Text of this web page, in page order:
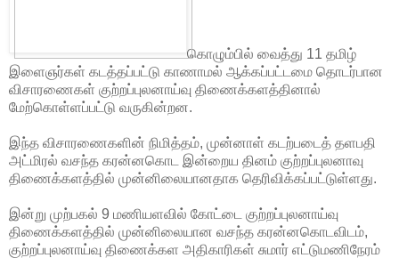
கொழும்பில் வைத்து 11 தமிழ்
இளைஞர்கள் கடத்தப்பட்டு காணாமல் ஆக்கப்பட்டமை தொடர்பான
விசாரணைகள் குற்றப்புலனாய்வு திணைக்களத்தினால்
மேற்கொள்ளப்பட்டு வருகின்றன.
இந்த விசாரணைகளின் நிமித்தம், முன்னாள் கடற்படைத் தளபதி
அட்மிரல் வசந்த கரன்னகொட இன்றைய தினம் குற்றப்புலனாவு
திணைக்களத்தில் முன்னிலையானதாக தெரிவிக்கப்பட்டுள்ளது.
இன்று முற்பகல் 9 மணியளவில் கோட்டை குற்றப்புலனாய்வு
திணைக்களத்தில் முன்னிலையான வசந்த கரன்னகொடவிடம்,
குற்றப்புலனாய்வு திணைக்கள அதிகாரிகள் சுமார் எட்டுமணிநேரம்